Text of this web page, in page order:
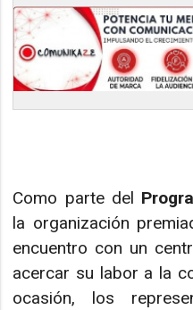
Como parte del
la organización
encuentro con un
acercar su labor a la
ocasión, los